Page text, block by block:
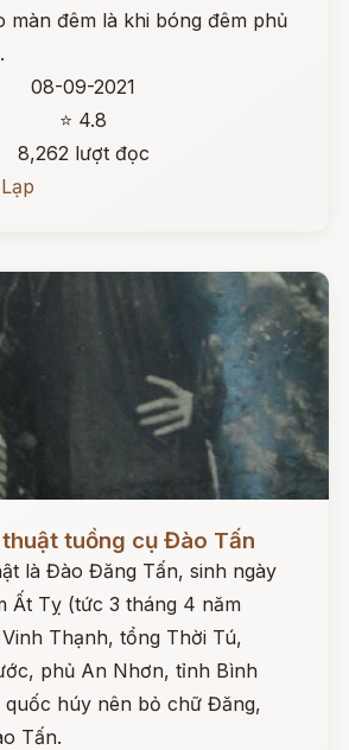
màn đêm là khi bóng đêm phủ
08-09-2021
⭐ 4.8
8,262 lượt đọc
tuồng cụ Đào Tấn
là Đào Đăng Tấn, sinh ngày
Ất Tỵ (tức 3 tháng 4 năm
Thạnh, tổng Thời Tú,
phủ An Nhơn, tỉnh Bình
húy nên bỏ chữ Đăng,
Tấn.